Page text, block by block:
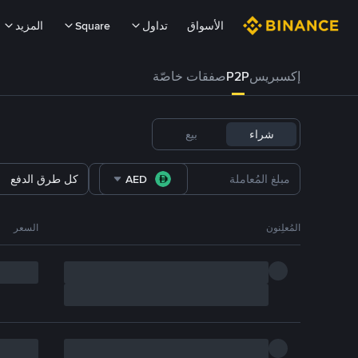
الأسواق تداول Square المزيد
إكسبريسP2Pصفقات خاصّة
شراء بيع
AED كل طرق الدفع
المُعلِنون السعر